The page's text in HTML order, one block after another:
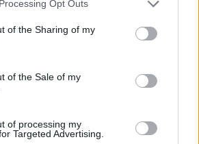
Opt Outs
of the Sharing of my
of the Sale of my
of processing my
Targeted Advertising.